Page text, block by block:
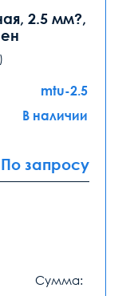
2.5 мм?,
mtu-2.5
В наличии
По запросу
Сумма: